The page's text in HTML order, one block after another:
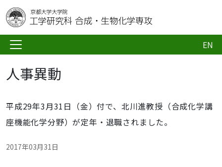
EN
人事異動
平成29年3月31日（金）付で、北川進教授（合成化学講
座機能化学分野）が定年・退職されました。
2017年03月31日